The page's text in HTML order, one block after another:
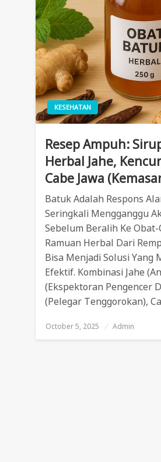
KESEHATAN
Resep Ampuh:
Herbal Jahe,
Cabe Jawa
Batuk Adalah Respons
Seringkali Mengganggu
Sebelum Beralih Ke
Ramuan Herbal Dari
Bisa Menjadi Solusi Yang
Efektif. Kombinasi Jahe
(ekspektoran Pengencer
(pelegar Tenggorokan),
Posted
October 5, 2025 Admin